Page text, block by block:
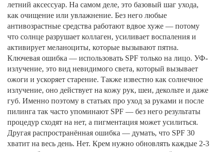
летний аксессуар. На самом деле, это базовый шаг ухода,
как очищение или увлажнение. Без него любые
антивозрастные средства работают вдвое хуже — потому
что солнце разрушает коллаген, усиливает воспаления и
активирует меланоциты, которые вызывают пятна.
Ключевая ошибка — использовать SPF только на лицо. УФ-
излучение, это вид невидимого света, который вызывает
ожоги и ускоряет старение. Также известно как солнечное
излучение, оно действует на кожу рук, шеи, декольте и даже
губ. Именно поэтому в статьях про уход за руками и после
пилинга так часто упоминают SPF — без него результаты
процедур сходят на нет, а пигментация может усилиться.
Другая распространённая ошибка — думать, что SPF 30
хватит на весь день. Нет. Крем нужно обновлять каждые 2-3